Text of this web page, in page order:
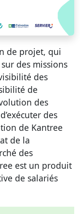
de projet, qui
des missions
des
de
des
des
de Kantree
de la
des
est un produit
de salariés